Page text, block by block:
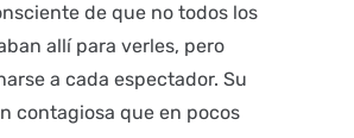
de que no todos los
allí para verles, pero
a cada espectador. Su
contagiosa que en pocos